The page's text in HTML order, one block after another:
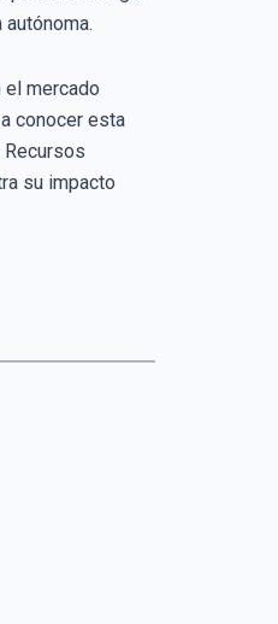
mercado
conocer esta
su impacto